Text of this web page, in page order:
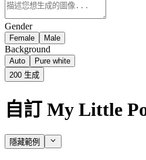
Gender
Female Male
Background
Auto
Pure white
200 生成
自訂 My Little
隱藏範例